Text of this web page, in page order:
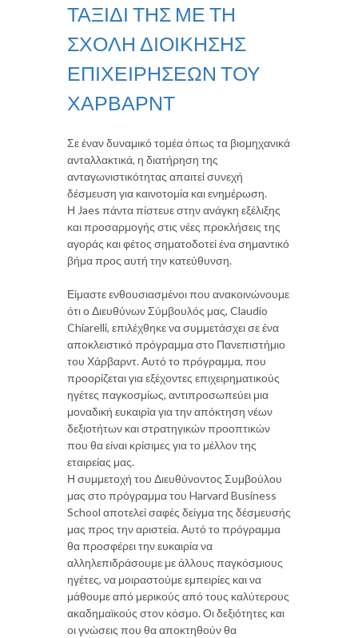
ΤΑΞΊΔΙ ΤΗΣ ΜΕ ΤΗ
ΣΧΟΛΉ ΔΙΟΊΚΗΣΗΣ
ΕΠΙΧΕΙΡΉΣΕΩΝ ΤΟΥ
ΧΆΡΒΑΡΝΤ
Σε έναν δυναμικό τομέα όπως τα βιομηχανικά
ανταλλακτικά, η διατήρηση της
ανταγωνιστικότητας απαιτεί συνεχή
δέσμευση για καινοτομία και ενημέρωση.
Η Jaes πάντα πίστευε στην ανάγκη εξέλιξης
και προσαρμογής στις νέες προκλήσεις της
αγοράς και φέτος σηματοδοτεί ένα σημαντικό
βήμα προς αυτή την κατεύθυνση.
Είμαστε ενθουσιασμένοι που ανακοινώνουμε
ότι ο Διευθύνων Σύμβουλός μας, Claudio
Chiarelli, επιλέχθηκε να συμμετάσχει σε ένα
αποκλειστικό πρόγραμμα στο Πανεπιστήμιο
του Χάρβαρντ. Αυτό το πρόγραμμα, που
προορίζεται για εξέχοντες επιχειρηματικούς
ηγέτες παγκοσμίως, αντιπροσωπεύει μια
μοναδική ευκαιρία για την απόκτηση νέων
δεξιοτήτων και στρατηγικών προοπτικών
που θα είναι κρίσιμες για το μέλλον της
εταιρείας μας.
Η συμμετοχή του Διευθύνοντος Συμβούλου
μας στο πρόγραμμα του Harvard Business
School αποτελεί σαφές δείγμα της δέσμευσής
μας προς την αριστεία. Αυτό το πρόγραμμα
θα προσφέρει την ευκαιρία να
αλληλεπιδράσουμε με άλλους παγκόσμιους
ηγέτες, να μοιραστούμε εμπειρίες και να
μάθουμε από μερικούς από τους καλύτερους
ακαδημαϊκούς στον κόσμο. Οι δεξιότητες και
οι γνώσεις που θα αποκτηθούν θα